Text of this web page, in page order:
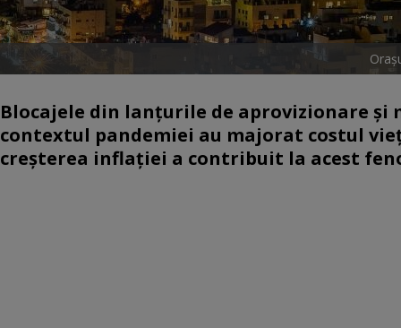
Blocajele din lanțurile de aprovizionare și
contextul pandemiei au majorat costul
creșterea inflației a contribuit la acest